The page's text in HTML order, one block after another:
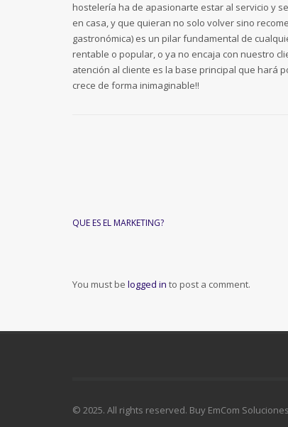
hostelería ha de apasionarte estar al servicio y
en casa, y que quieran no solo volver sino
gastronómica) es un pilar fundamental de
rentable o popular, o ya no encaja con nuestro
atención al cliente es la base principal que hará
crece de forma inimaginable!!
QUE ES EL MARKETING?
You must be logged in to post a comment.
© 2025. All rights reserved. Buy EmCom